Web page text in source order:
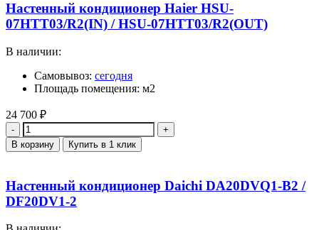
Настенный кондиционер Haier HSU-
07HTT03/R2(IN) / HSU-07HTT03/R2(OUT)
В наличии:
Самовывоз: сегодня
Площадь помещения: м2
24 700 ₽
Количество
В корзину Купить в 1 клик
Настенный кондиционер Daichi DA20DVQ1-B2 /
DF20DV1-2